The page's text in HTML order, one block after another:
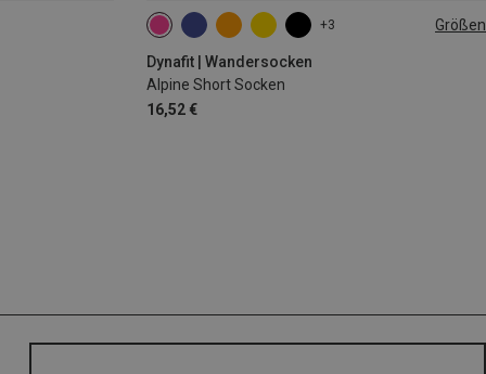
+3 Größen
Dynafit | Wandersocken
Alpine Short Socken
16,52 €
35|36|37|38 39|40|41|42